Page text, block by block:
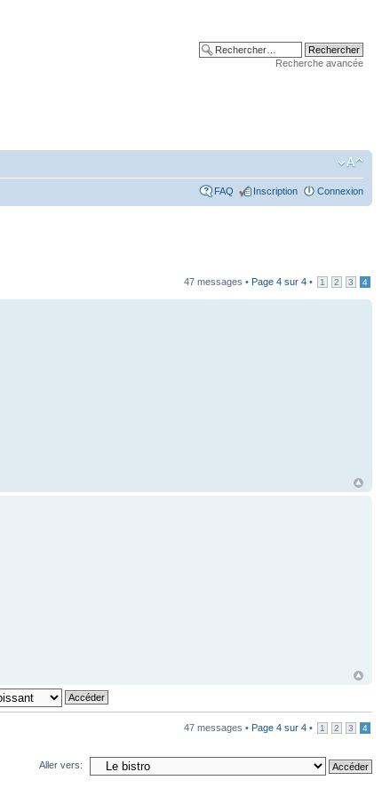
Recherche avancée
FAQ Inscription Connexion
47 messages • Page 4 sur 4 • 1 2 3 4
47 messages • Page 4 sur 4 • 1 2 3 4
Aller vers: